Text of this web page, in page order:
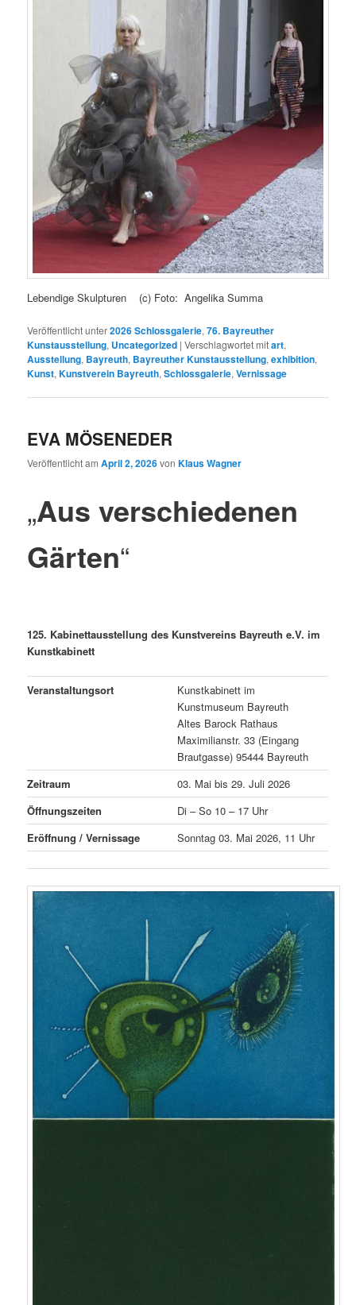
Lebendige Skulpturen (c) Foto: Angelika Summa
Veröffentlicht unter2026 Schlossgalerie,76. Bayreuther
Kunstausstellung, Uncategorized |Verschlagwortet mitart,
Ausstellung, Bayreuth, Bayreuther Kunstausstellung,exhibition,
Kunst,Kunstverein Bayreuth,Schlossgalerie,Vernissage
EVA MÖSENEDER
Veröffentlicht amApril 2, 2026vonKlaus Wagner
„Aus verschiedenen
Gärten“
125. Kabinettausstellung des Kunstvereins Bayreuth e.V. im
Kunstkabinett
Veranstaltungsort
Kunstkabinett im
Kunstmuseum Bayreuth
Altes Barock Rathaus
Maximilianstr. 33 (Eingang
Brautgasse) 95444 Bayreuth
Zeitraum
03. Mai bis 29. Juli 2026
Öffnungszeiten
Di – So 10 – 17 Uhr
Eröffnung / Vernissage
Sonntag 03. Mai 2026, 11 Uhr